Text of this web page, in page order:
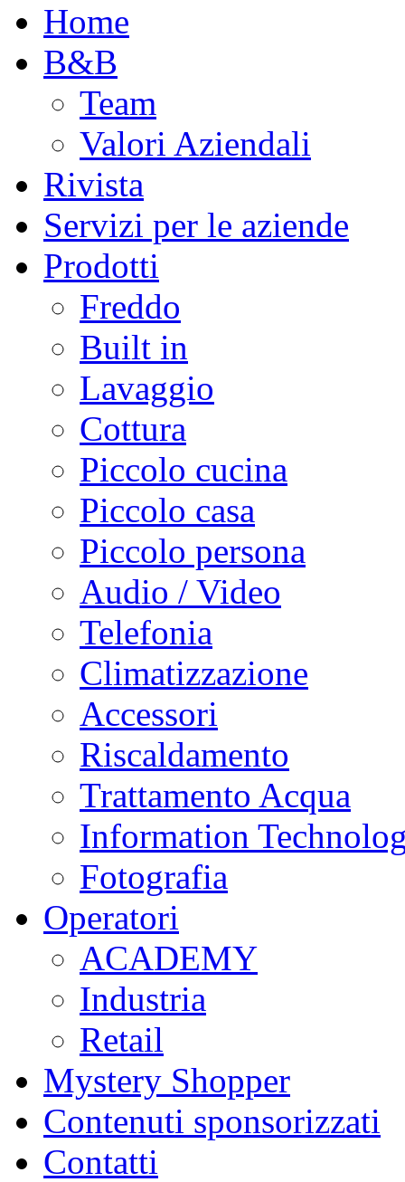
Home
B&B
Team
Valori Aziendali
Rivista
Servizi per le aziende
Prodotti
Freddo
Built in
Lavaggio
Cottura
Piccolo cucina
Piccolo casa
Piccolo persona
Audio / Video
Telefonia
Climatizzazione
Accessori
Riscaldamento
Trattamento Acqua
Information
Fotografia
Operatori
ACADEMY
Industria
Retail
Mystery Shopper
Contenuti sponsorizzati
Contatti